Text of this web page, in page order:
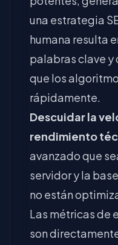
una estrategia
humana resulta
palabras clave
que los
rápidamente.
Descuidar la
rendimiento
avanzado que
servidor y la
no están
Las métricas de
son